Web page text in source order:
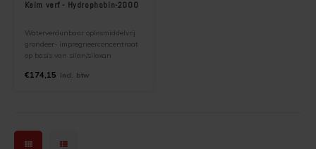
Keim verf - Hydrophobin-2000
Waterverdunbaar oplosmiddelvrij
grondeer- impregneerconcentraat
op basis van silan/siloxan
€174,15 Incl. btw